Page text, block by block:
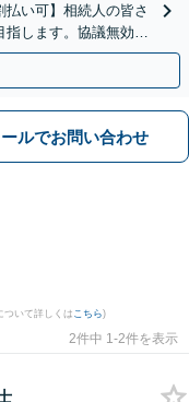
い可】相続人の皆さ
指します。協議無効確
【夜間対応】
ールでお問い合わせ
ついて詳しくはこちら)
2件中 1-2件を表示